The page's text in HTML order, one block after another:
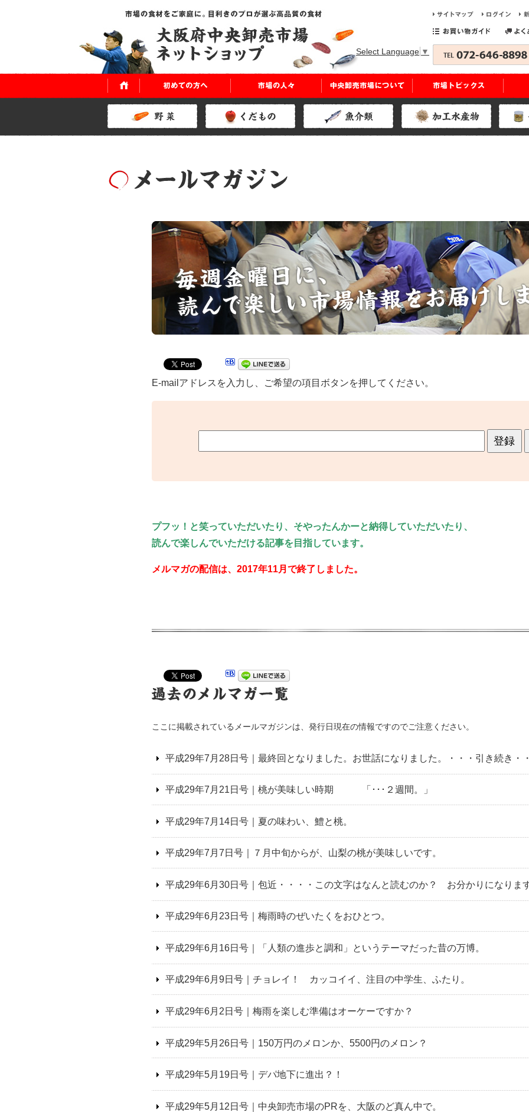
Select Language ▼
E-mailアドレスを入力し、ご希望の項目ボタンを押してください。
プフッ！と笑っていただいたり、そやったんかーと納得していただいたり、
読んで楽しんでいただける記事を目指しています。
メルマガの配信は、2017年11月で終了しました。
ここに掲載されているメールマガジンは、発行日現在の情報ですのでご注意ください。
平成29年7月28日号｜最終回となりました。お世話になりました。・・・引き続き・
平成29年7月21日号｜桃が美味しい時期 「･･･２週間。」
平成29年7月14日号｜夏の味わい、鱧と桃。
平成29年7月7日号｜７月中旬からが、山梨の桃が美味しいです。
平成29年6月30日号｜包近・・・・この文字はなんと読むのか？ お分かりになりま
平成29年6月23日号｜梅雨時のぜいたくをおひとつ。
平成29年6月16日号｜「人類の進歩と調和」というテーマだった昔の万博。
平成29年6月9日号｜チョレイ！ カッコイイ、注目の中学生、ふたり。
平成29年6月2日号｜梅雨を楽しむ準備はオーケーですか？
平成29年5月26日号｜150万円のメロンか、5500円のメロン？
平成29年5月19日号｜デパ地下に進出？！
平成29年5月12日号｜中央卸売市場のPRを、大阪のど真ん中で。